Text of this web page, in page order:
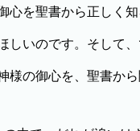
心を聖書から正しく
しいのです。そして
様の御心を、聖書か